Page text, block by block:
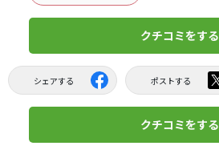
クチコミをする
シェアする ポストする
クチコミをする